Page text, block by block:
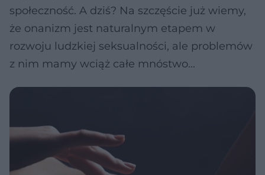
społeczność. A dziś? Na szczęście już wiemy,
że onanizm jest naturalnym etapem w
rozwoju ludzkiej seksualności, ale problemów
z nim mamy wciąż całe mnóstwo...